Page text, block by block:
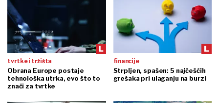
tvrtke i tržišta
Obrana Europe postaje
tehnološka utrka, evo što to
znači za tvrtke
financije
Strpljen, spašen: 5 najčešćih
grešaka pri ulaganju na burzi